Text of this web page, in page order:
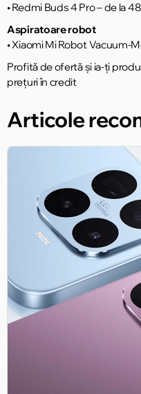
• Redmi Buds 4 Pro – de la
Aspiratoare robot
• Xiaomi Mi Robot Vacuum-
Profită de ofertă și ia-ți
prețuri în credit
Articole